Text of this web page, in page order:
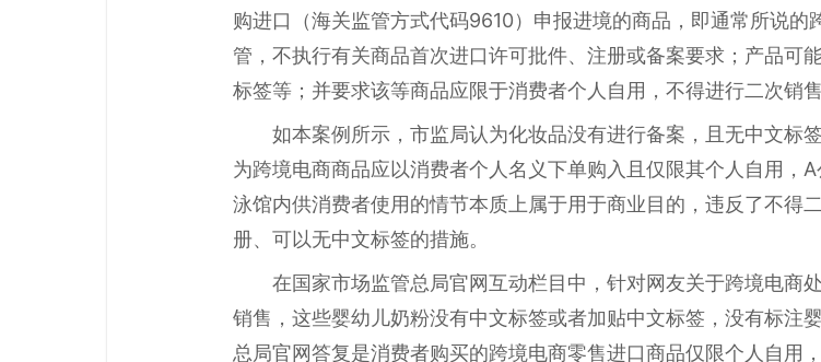
购进口（海关监管方式代码9610）申报进境的商品，即通常所说
管，不执行有关商品首次进口许可批件、注册或备案要求；产品可
标签等；并要求该等商品应限于消费者个人自用，不得进行二次销售
如本案例所示，市监局认为化妆品没有进行备案，且无中文标
为跨境电商商品应以消费者个人名义下单购入且仅限其个人自用，
泳馆内供消费者使用的情节本质上属于用于商业目的，违反了不得
册、可以无中文标签的措施。
在国家市场监管总局官网互动栏目中，针对网友关于跨境电商
销售，这些婴幼儿奶粉没有中文标签或者加贴中文标签，没有标注
总局官网答复是消费者购买的跨境电商零售进口商品仅限个人自用